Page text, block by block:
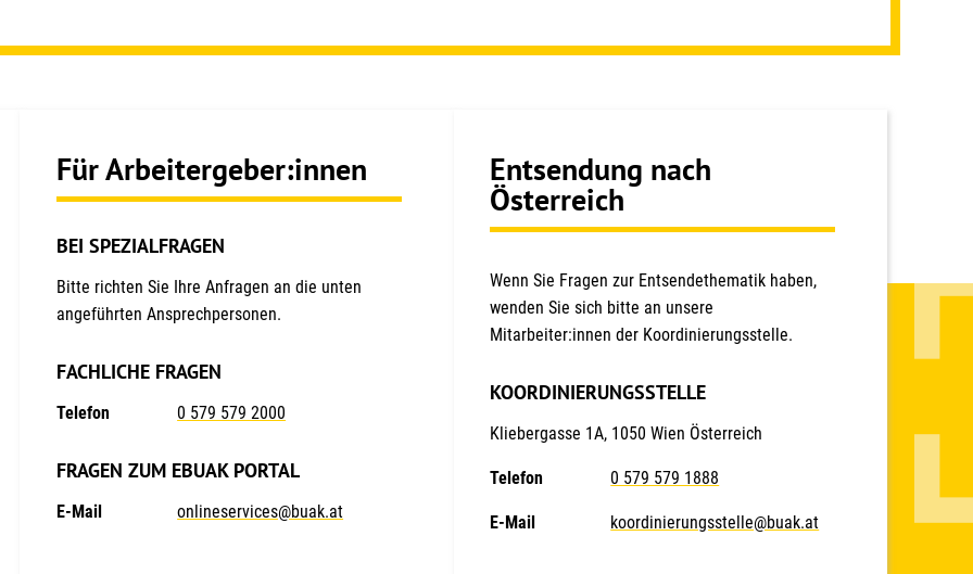
Für Arbeitergeber:innen
BEI SPEZIALFRAGEN
Bitte richten Sie Ihre Anfragen an die unten
angeführten Ansprechpersonen.
FACHLICHE FRAGEN
Telefon 0 579 579 2000
FRAGEN ZUM EBUAK PORTAL
E-Mail onlineservices@buak.at
Entsendung nach
Österreich
Wenn Sie Fragen zur Entsendethematik haben,
wenden Sie sich bitte an unsere
Mitarbeiter:innen der Koordinierungsstelle.
KOORDINIERUNGSSTELLE
Kliebergasse 1A, 1050 Wien Österreich
Telefon 0 579 579 1888
E-Mail koordinierungsstelle@buak.at